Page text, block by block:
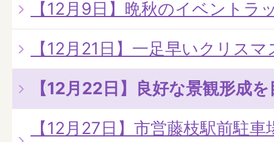
【12月9日】晩秋のイベントラ
【12月21日】一足早いクリス
【12月22日】良好な景観形成
【12月27日】市営藤枝駅前駐